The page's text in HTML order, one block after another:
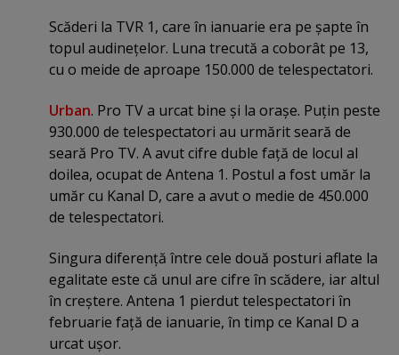
Scăderi la TVR 1, care în ianuarie era pe şapte în
topul audineţelor. Luna trecută a coborât pe 13,
cu o meide de aproape 150.000 de telespectatori.
Urban. Pro TV a urcat bine şi la oraşe. Puţin peste
930.000 de telespectatori au urmărit seară de
seară Pro TV. A avut cifre duble faţă de locul al
doilea, ocupat de Antena 1. Postul a fost umăr la
umăr cu Kanal D, care a avut o medie de 450.000
de telespectatori.
Singura diferenţă între cele două posturi aflate la
egalitate este că unul are cifre în scădere, iar altul
în creştere. Antena 1 pierdut telespectatori în
februarie faţă de ianuarie, în timp ce Kanal D a
urcat uşor.